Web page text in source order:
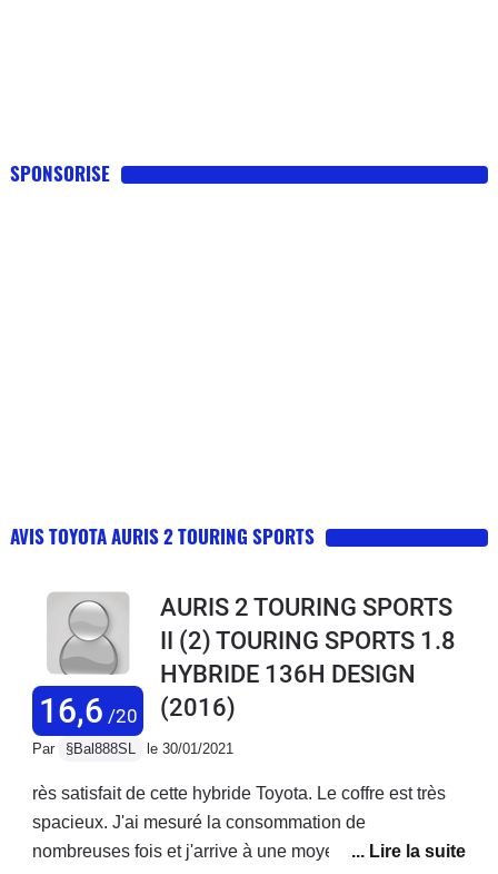
SPONSORISE
AVIS TOYOTA AURIS 2 TOURING SPORTS
16,6 /20
AURIS 2 TOURING SPORTS
II (2) TOURING SPORTS 1.8
HYBRIDE 136H DESIGN
(2016)
Par §Bal888SL le 30/01/2021
rès satisfait de cette hybride Toyota. Le coffre est très
spacieux. J'ai mesuré la consommation de
nombreuses fois et j'arrive à une moyenne de 5.3